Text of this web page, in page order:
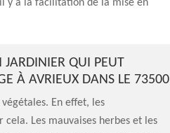
y a la facilitation de la mise en
QUI PEUT
À AVRIEUX DANS LE 73500
En effet, les
Les mauvaises herbes et les